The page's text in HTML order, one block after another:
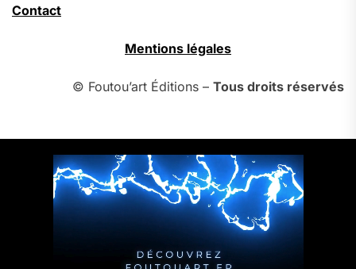
Contact
Mentions légales
© Foutou’art Éditions – Tous droits réservés